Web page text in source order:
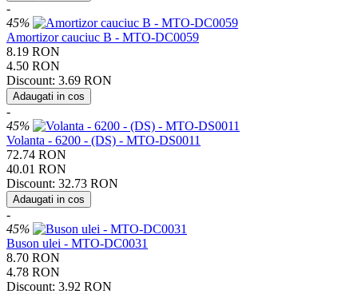
-
45%
Amortizor cauciuc B - MTO-DC0059
8.19 RON
4.50 RON
Discount: 3.69 RON
Adaugati in cos
-
45%
Volanta - 6200 - (DS) - MTO-DS0011
72.74 RON
40.01 RON
Discount: 32.73 RON
Adaugati in cos
-
45%
Buson ulei - MTO-DC0031
8.70 RON
4.78 RON
Discount: 3.92 RON